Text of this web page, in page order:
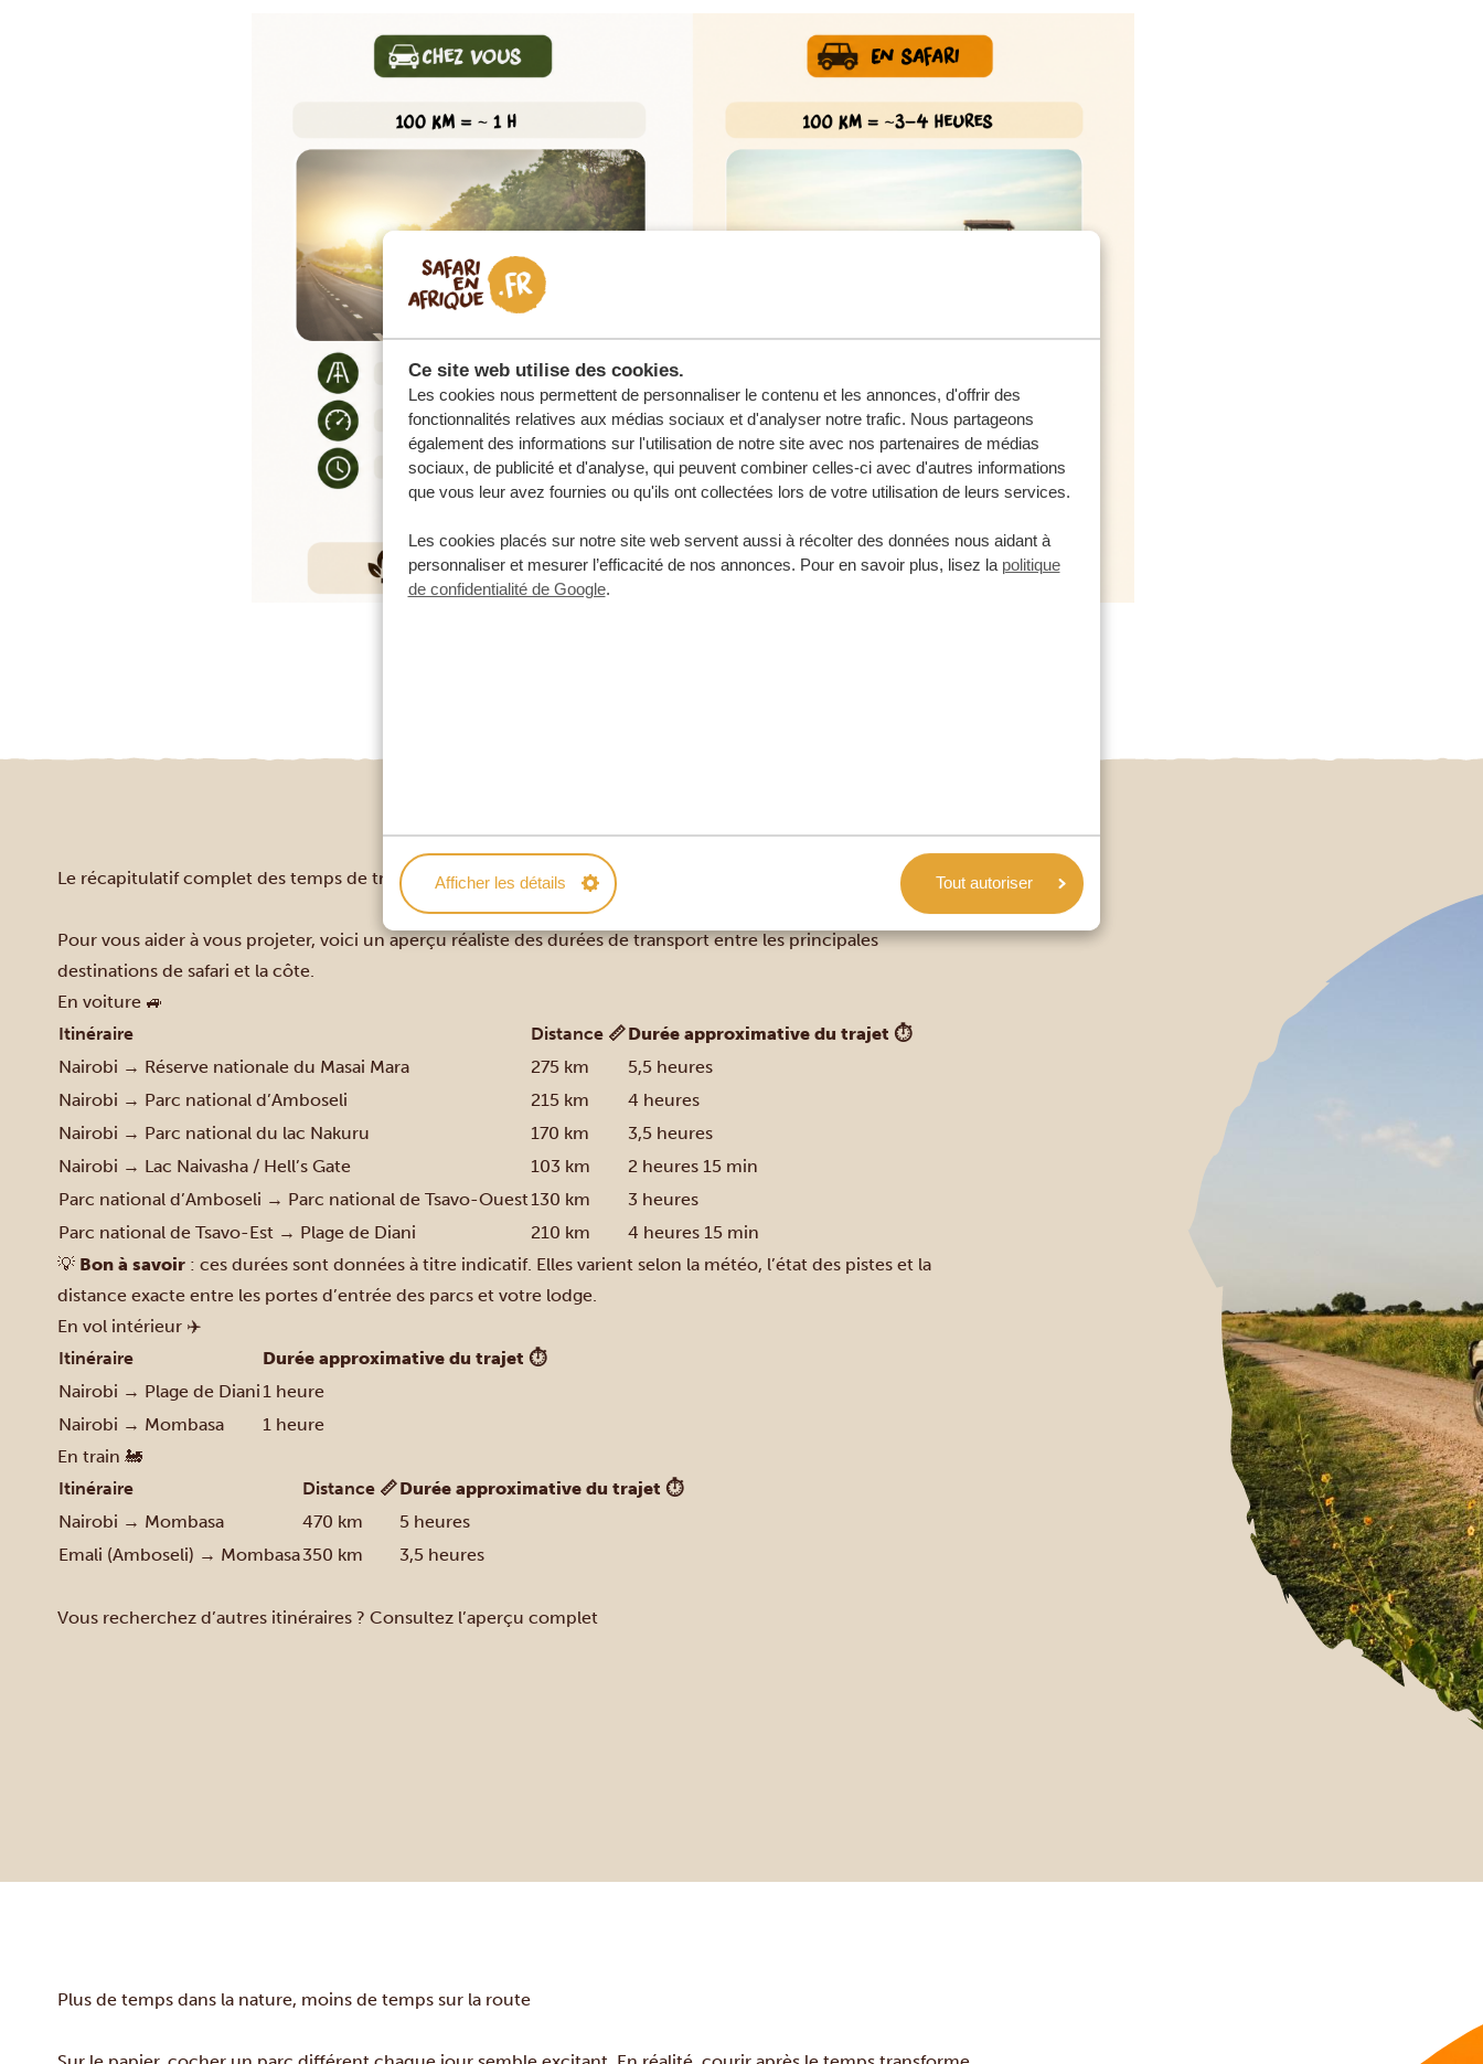
Ce site web utilise des cookies.
Les cookies nous permettent de personnaliser le contenu et les annonces, d'offrir des
fonctionnalités relatives aux médias sociaux et d'analyser notre trafic. Nous partageons
également des informations sur l'utilisation de notre site avec nos partenaires de médias
sociaux, de publicité et d'analyse, qui peuvent combiner celles-ci avec d'autres informations
que vous leur avez fournies ou qu'ils ont collectées lors de votre utilisation de leurs services.
Les cookies placés sur notre site web servent aussi à récolter des données nous aidant à
personnaliser et mesurer l’efficacité de nos annonces. Pour en savoir plus, lisez la politique
de confidentialité de Google.
Afficher les détails Tout autoriser
Le récapitulatif complet des temps de trajet au Kenya
Pour vous aider à vous projeter, voici un aperçu réaliste des durées de transport entre les principales
destinations de safari et la côte.
En voiture 🚙
Itinéraire
Distance 📏Durée approximative du trajet ⏱
Nairobi → Réserve nationale du Masai Mara
275 km
5,5 heures
Nairobi → Parc national d’Amboseli
215 km
4 heures
Nairobi → Parc national du lac Nakuru
170 km
3,5 heures
Nairobi → Lac Naivasha / Hell’s Gate
103 km
2 heures 15 min
Parc national d’Amboseli → Parc national de Tsavo-Ouest 130 km
3 heures
Parc national de Tsavo-Est → Plage de Diani
210 km
4 heures 15 min
💡 Bon à savoir : ces durées sont données à titre indicatif. Elles varient selon la météo, l’état des pistes et la
distance exacte entre les portes d’entrée des parcs et votre lodge.
En vol intérieur ✈️
Itinéraire
Durée approximative du trajet ⏱
Nairobi → Plage de Diani 1 heure
Nairobi → Mombasa
1 heure
En train 🚂
Itinéraire
Distance 📏Durée approximative du trajet ⏱
Nairobi → Mombasa
470 km
5 heures
Emali (Amboseli) → Mombasa350 km 3,5 heures
Vous recherchez d’autres itinéraires ? Consultez l’aperçu complet
Plus de temps dans la nature, moins de temps sur la route